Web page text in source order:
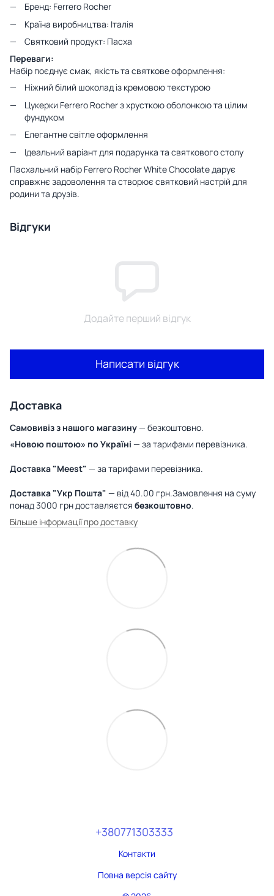
Бренд: Ferrero Rocher
Країна виробництва: Італія
Святковий продукт: Пасха
Переваги:
Набір поєднує смак, якість та святкове оформлення:
Ніжний білий шоколад із кремовою текстурою
Цукерки Ferrero Rocher з хрусткою оболонкою та цілим
фундуком
Елегантне світле оформлення
Ідеальний варіант для подарунка та святкового столу
Пасхальний набір Ferrero Rocher White Chocolate дарує
справжнє задоволення та створює святковий настрій для
родини та друзів.
Відгуки
Додайте перший відгук
Написати відгук
Доставка
Самовивіз з нашого магазину— безкоштовно.
«Новою поштою» по Україні — за тарифами перевізника.
Доставка "Meest" — за тарифами перевізника.
Доставка "Укр Пошта" — від 40.00 грн.Замовлення на суму
понад 3000 грн доставляєтся безкоштовно.
Більше інформації про доставку
+380771303333
Контакти
Повна версія сайту